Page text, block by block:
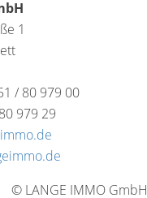
1
/ 80 979 00
979 29
© LANGE IMMO GmbH